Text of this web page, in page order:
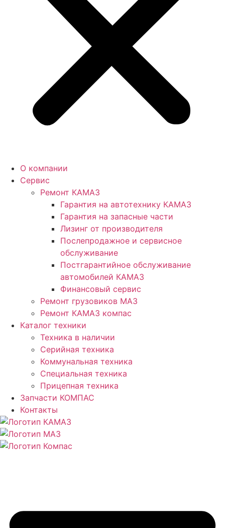
О компании
Сервис
Ремонт КАМАЗ
Гарантия на автотехнику КАМАЗ
Гарантия на запасные части
Лизинг от производителя
Послепродажное и сервисное
обслуживание
Постгарантийное обслуживание
автомобилей КАМАЗ
Финансовый сервис
Ремонт грузовиков МАЗ
Ремонт КАМАЗ компас
Каталог техники
Техника в наличии
Серийная техника
Коммунальная техника
Специальная техника
Прицепная техника
Запчасти КОМПАС
Контакты